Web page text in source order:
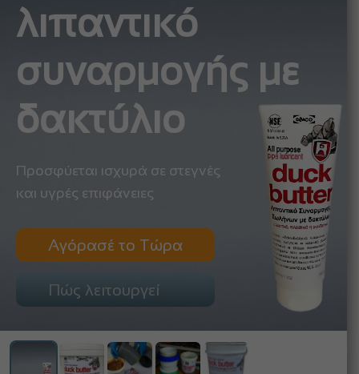
λιπαντικό
συναρμογής με
δακτύλιο
Προσφύεται ισχυρά σε στεγνές
και υγρές επιφάνειες
Αγόρασέ το Τώρα
Πώς λειτουργεί